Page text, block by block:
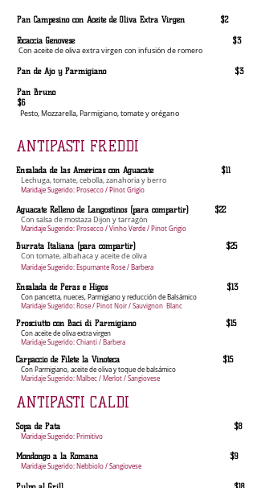
Pan Campesino con Aceite de Oliva Extra Virgen $2
Focaccia Genovese $3
Con aceite de oliva extra virgen con infusión de romero
Pan de Ajo y Parmigiano $3
Pan Bruno
$6
Pesto, Mozzarella, Parmigiano, tomate y orégano
ANTIPASTI FREDDI
Ensalada de las Américas con Aguacate $11
Lechuga, tomate, cebolla, zanahoria y berro
Maridaje Sugerido: Prosecco / Pinot Grigio
Aguacate Relleno de Langostinos (para compartir) $22
Con salsa de mostaza Dijon y tarragón
Maridaje Sugerido: Prosecco / Vinho Verde / Pinot Grigio
Burrata Italiana (para compartir) $25
Con tomate, albahaca y aceite de oliva
Maridaje Sugerido: Espumante Rose / Barbera
Ensalada de Peras e Higos $13
Con pancetta, nueces, Parmigiano y reducción de Balsámico
Maridaje Sugerido: Rose / Pinot Noir / Sauvignon Blanc
Prosciutto con Baci di Parmigiano $15
Con aceite de oliva extra virgen
Maridaje Sugerido: Chianti / Barbera
Carpaccio de Filete la Vinoteca $15
Con Parmigiano, aceite de oliva y toque de balsámico
Maridaje Sugerido: Malbec / Merlot / Sangiovese
ANTIPASTI CALDI
Sopa de Pata $8
Maridaje Sugerido: Primitivo
Mondongo a la Romana $9
Maridaje Sugerido: Nebbiolo / Sangiovese